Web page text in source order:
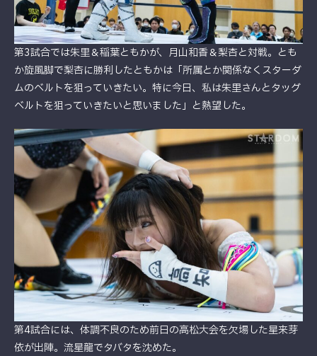
第3試合では朱里＆稲葉ともかが、月山和香＆梨杏と対戦。とも
か旋風脚で梨杏に勝利したともかは「所属とか関係なくスターダ
ムのベルトを狙っていきたい。特に今日、私は朱里さんとタッグ
ベルトを狙っていきたいと思いました」と熱望した。
第4試合には、体調不良のため前日の高松大会を欠場した星来芽
依が出陣。流星龍でタバタを沈めた。